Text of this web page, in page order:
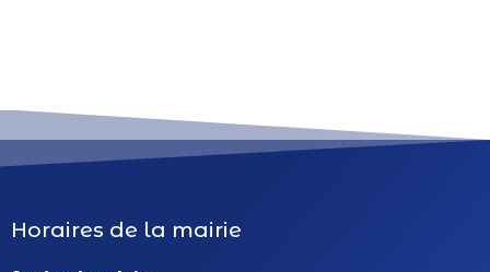
Horaires de la mairie